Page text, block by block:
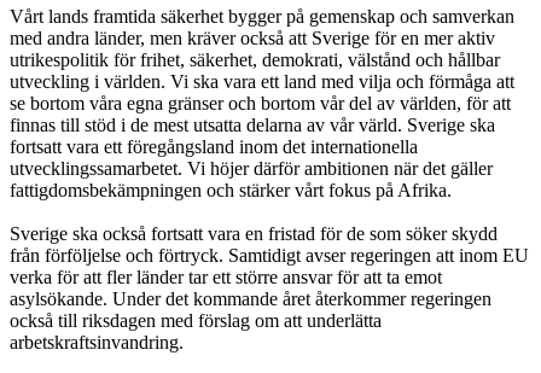
Vårt lands framtida säkerhet bygger på gemenskap och samverkan
med andra länder, men kräver också att Sverige för en mer aktiv
utrikespolitik för frihet, säkerhet, demokrati, välstånd och hållbar
utveckling i världen. Vi ska vara ett land med vilja och förmåga att
se bortom våra egna gränser och bortom vår del av världen, för att
finnas till stöd i de mest utsatta delarna av vår värld. Sverige ska
fortsatt vara ett föregångsland inom det internationella
utvecklingssamarbetet. Vi höjer därför ambitionen när det gäller
fattigdomsbekämpningen och stärker vårt fokus på Afrika.
Sverige ska också fortsatt vara en fristad för de som söker skydd
från förföljelse och förtryck. Samtidigt avser regeringen att inom EU
verka för att fler länder tar ett större ansvar för att ta emot
asylsökande. Under det kommande året återkommer regeringen
också till riksdagen med förslag om att underlätta
arbetskraftsinvandring.